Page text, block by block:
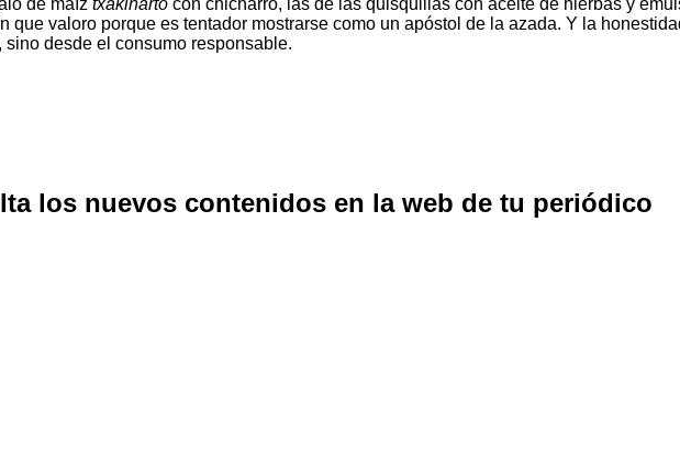
que valoro porque es tentador mostrarse como un apóstol de la azada. Y la
desde el consumo responsable.
los nuevos contenidos en la web de tu periódico